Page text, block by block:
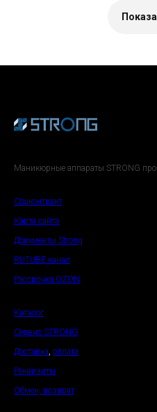
Маникюрные аппараты STRONG
Соцконтракт
Карта сайта
Документы Strong
RUTUBE канал
Рассрочка OZON
Каталог
Сервис STRONG
Доставка, оплата
Реквизиты
Обмен, возврат